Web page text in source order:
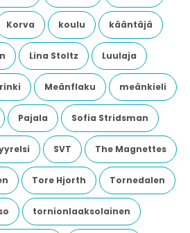
Korva koulu kääntäjä
Lina Stoltz Luulaja
Meänflaku meänkieli
Pajala Sofia Stridsman
SVT The Magnettes
Tore Hjorth Tornedalen
tornionlaaksolainen